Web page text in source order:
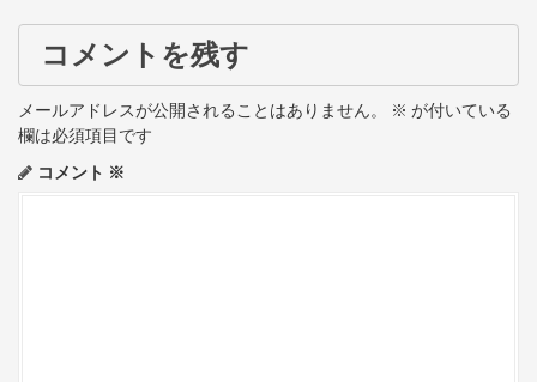
t
n
a
v
コメントを残す
メールアドレスが公開されることはありません。 ※ が付いている
欄は必須項目です
コメント ※